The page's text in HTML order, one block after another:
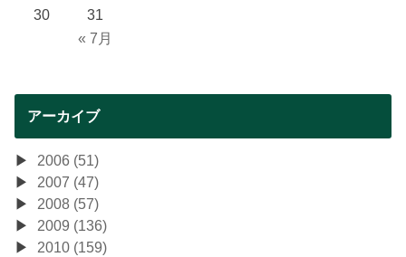
« 7月
30
31
アーカイブ
2006 (51)
2007 (47)
2008 (57)
2009 (136)
2010 (159)